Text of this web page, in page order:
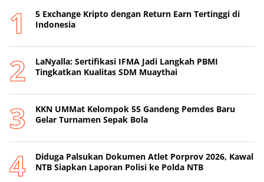
5 Exchange Kripto dengan Return Earn Tertinggi di
Indonesia
LaNyalla: Sertifikasi IFMA Jadi Langkah PBMI
Tingkatkan Kualitas SDM Muaythai
KKN UMMat Kelompok 55 Gandeng Pemdes Baru
Gelar Turnamen Sepak Bola
Diduga Palsukan Dokumen Atlet Porprov 2026, Kawal
NTB Siapkan Laporan Polisi ke Polda NTB